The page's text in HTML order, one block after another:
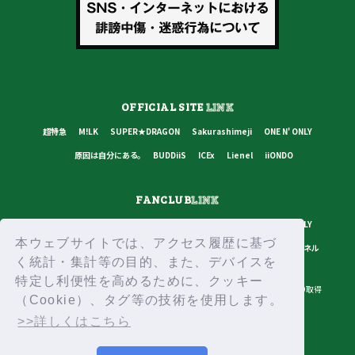
本ウェブサイトでは、アクセス履歴に基づ
く統計・集計等の目的、また、デバイスを
特定し利便性を高めるために、クッキー
（Cookie）、タグ等の技術を使用します。
>>詳しくはこちら
OFFICIAL SITELINK
超特急 M!LK SUPER★DRAGON Sakurashimeji
ONE N' ONLY
原因は自分にある。
BUDDiiS ICEx Lienel iiONDO
FANCLUBLINK
ONE N' ONLY
原因は自分にある。
BUDDiiS ICEx Lienel スターダストチャンネル
プライバシーポリシー ご利用規約 推奨環境 ヘルプ・お問い合わせ
ID取得